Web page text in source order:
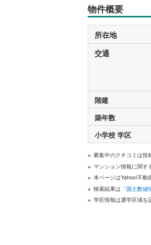
物件概要
所在地
交通
階建
築年数
小学校 学区
募集中のクチコミは投
マンション情報に関す
本ページはYahoo!不動
検索結果は 「国土数
学区情報は通学区域を